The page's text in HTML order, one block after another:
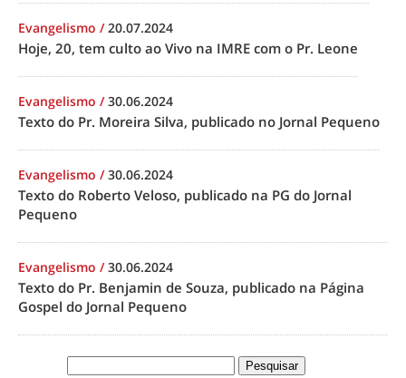
Evangelismo /20.07.2024
Hoje, 20, tem culto ao Vivo na IMRE com o Pr. Leone
Evangelismo /30.06.2024
Texto do Pr. Moreira Silva, publicado no Jornal Pequeno
Evangelismo /30.06.2024
Texto do Roberto Veloso, publicado na PG do Jornal
Pequeno
Evangelismo /30.06.2024
Texto do Pr. Benjamin de Souza, publicado na Página
Gospel do Jornal Pequeno